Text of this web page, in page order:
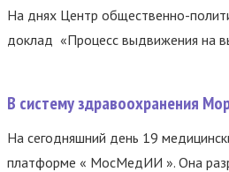
На днях Центр общественно-
доклад «Процесс выдвижения на
В систему здравоохранения
На сегодняшний день 19
платформе « МосМедИИ ». Она